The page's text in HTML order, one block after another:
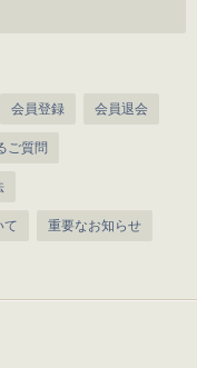
会員登録 会員退会
ご質問
て 重要なお知らせ